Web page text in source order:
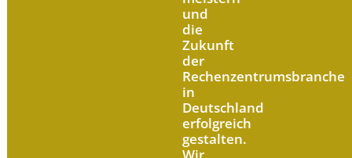
und
die
Zukunft
der
Rechenzentrumsbranche
in
Deutschland
erfolgreich
gestalten.
Wir